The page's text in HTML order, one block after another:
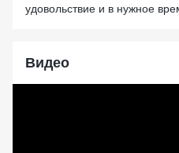
удовольствие и в нужное
Видео